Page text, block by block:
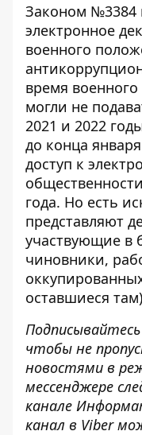
Законом №3384
электронное
военного
время
могли не
2021 и 2022
до конца
доступ к
года. Но есть
представляют
участвующие в
чиновники,
оставшиеся
чтобы не
новостями в
мессенджере
канале
канал в Viber